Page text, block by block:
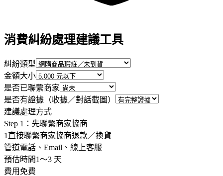
消費糾紛處理建議工具
糾紛類型
金額大小
是否已聯繫商家
是否有證據（收據／對話截圖）
建議處理方式
Step 1：先聯繫商家協商
1 直接聯繫商家協商退款／換貨
管道電話、Email、線上客服
預估時間1～3 天
費用 免費